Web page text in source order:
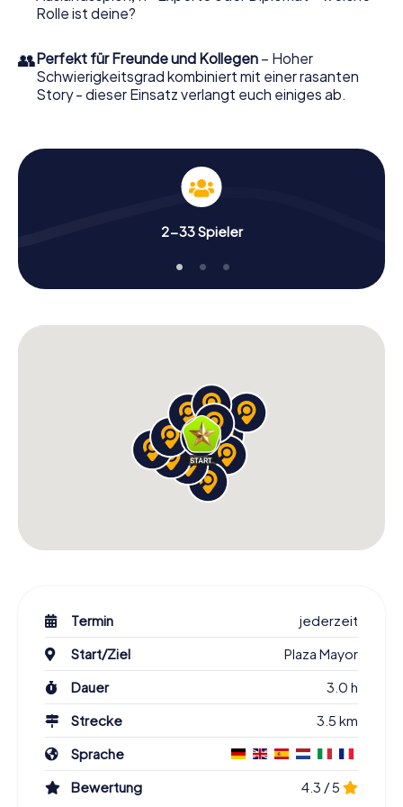
Rolle ist deine?
👥Perfekt für Freunde und Kollegen – Hoher
Schwierigkeitsgrad kombiniert mit einer rasanten
Story - dieser Einsatz verlangt euch einiges ab.
2-33 Spieler
Termin
jederzeit
Start/Ziel
Plaza Mayor
Dauer
3.0 h
Strecke
3.5 km
Sprache
Bewertung
4.3 / 5